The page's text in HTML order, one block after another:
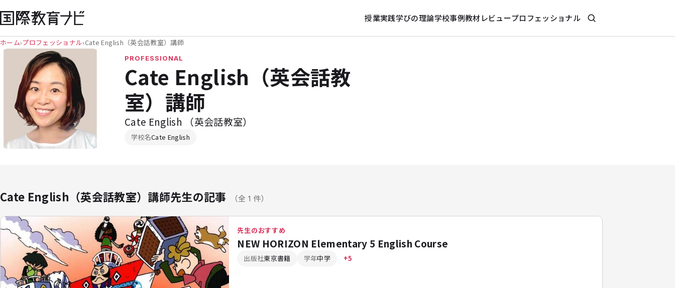
授業実践学びの理論学校事例教材レビュープロフェッショナル
ホーム›プロフェッショナル›Cate English（英会話教室）講師
PROFESSIONAL
Cate English（英会話教
室）講師
Cate English （英会話教室）
学校名Cate English
Cate English（英会話教室）講師先生の記事 （全 1 件）
先生のおすすめ
NEW HORIZON Elementary 5 English Course
出版社東京書籍 学年中学 +5